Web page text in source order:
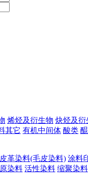
烯烃及衍生物 炔烃及衍
其它 有机中间体 酸类
皮革染料(毛皮染料) 涂料
染料 活性染料 缩聚染料